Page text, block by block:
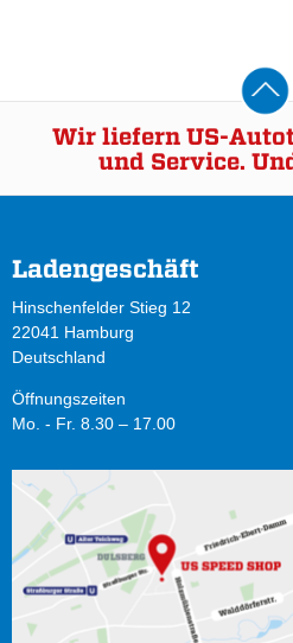
Wir liefern US-
und Service.
Ladengeschäft
Hinschenfelder Stieg 12
22041 Hamburg
Deutschland
Öffnungszeiten
Mo. - Fr. 8.30 – 17.00